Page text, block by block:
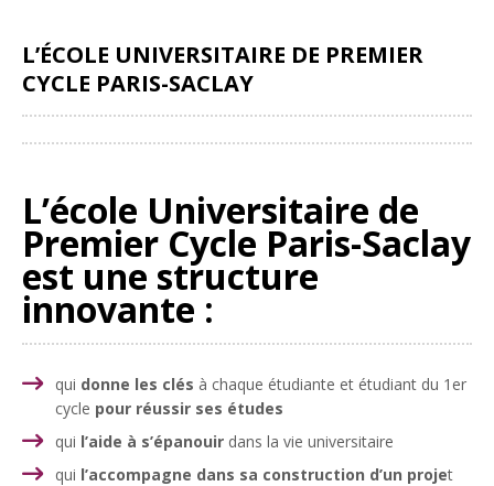
L’ÉCOLE UNIVERSITAIRE DE PREMIER
CYCLE PARIS-SACLAY
L’école Universitaire de
Premier Cycle Paris-Saclay
est une structure
innovante :
qui donne les clés à chaque étudiante et étudiant du 1er
cycle pour réussir ses études
qui l’aide à s’épanouir dans la vie universitaire
qui l’accompagne dans sa construction d’un projet